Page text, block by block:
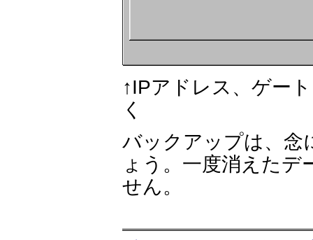
↑IPアドレス、ゲー
く
バックアップは、念
ょう。一度消えたデ
せん。